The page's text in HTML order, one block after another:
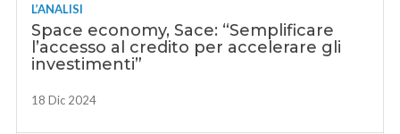
L’ANALISI
Space economy, Sace: “Semplificare
l’accesso al credito per accelerare gli
investimenti”
18 Dic 2024